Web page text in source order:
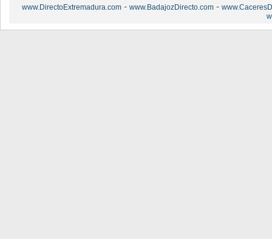
www.DirectoExtremadura.com - www.BadajozDirecto.com -